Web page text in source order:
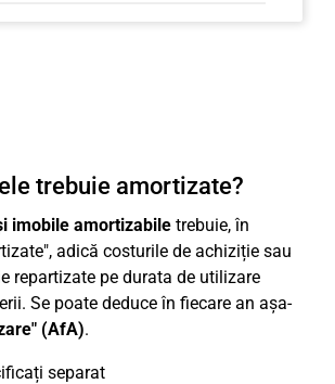
trebuie amortizate?
imobile amortizabile trebuie, în
adică costurile de achiziție sau
repartizate pe durata de utilizare
Se poate deduce în fiecare an așa-
(AfA).
separat